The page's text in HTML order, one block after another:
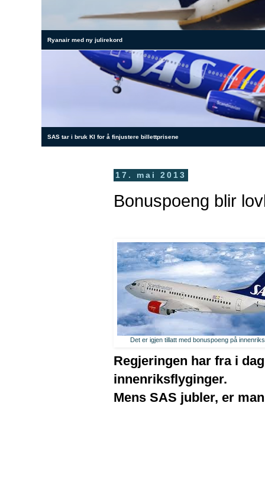
Ryanair med ny julirekord
SAS tar i bruk KI for å finjustere billettprisene
17. mai 2013
Bonuspoeng blir
Det er igjen tillatt med bonuspoeng på
Regjeringen har fra i
innenriksflyginger.
Mens SAS jubler, er